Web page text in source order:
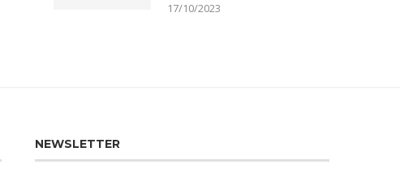
17/10/2023
NEWSLETTER